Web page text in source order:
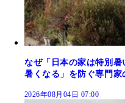
なぜ「日本の家は特別
暑くなる」を防ぐ専門家
2026年08月04日 07:00